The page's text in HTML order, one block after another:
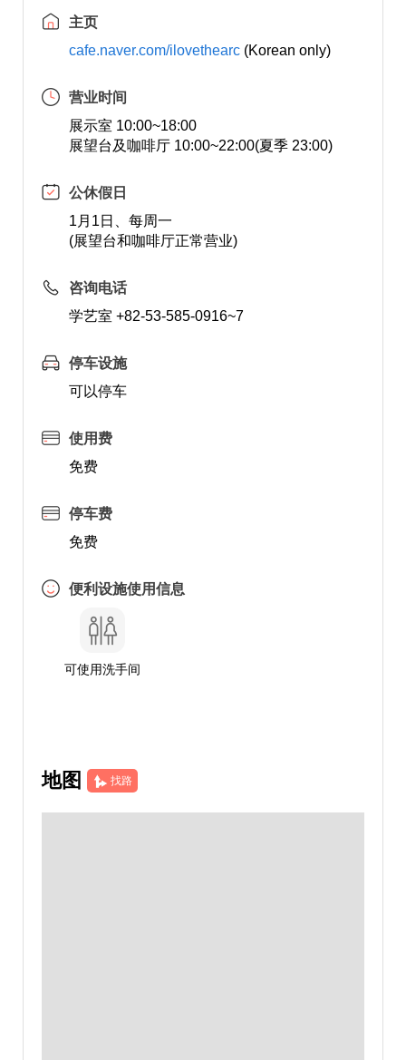
主页
cafe.naver.com/ilovethearc(Korean only)
营业时间
展示室 10:00~18:00
展望台及咖啡厅 10:00~22:00(夏季 23:00)
公休假日
1月1日、每周一
(展望台和咖啡厅正常营业)
咨询电话
学艺室 +82-53-585-0916~7
停车设施
可以停车
使用费
免费
停车费
免费
便利设施使用信息
可使用洗手间
地图 找路